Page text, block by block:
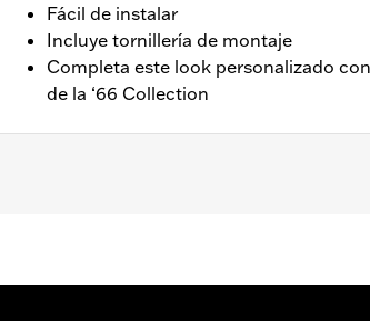
Fácil de instalar
Incluye tornillería de montaje
Completa este look personalizado
de la ‘66 Collection